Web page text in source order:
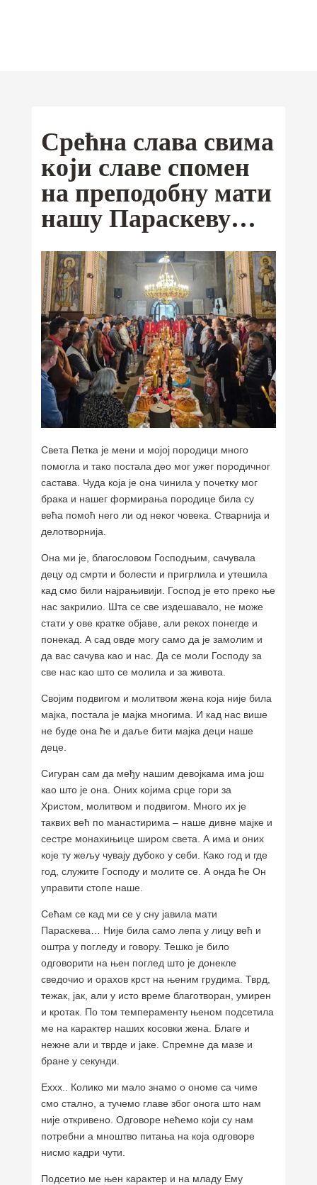
Ваши омиљени текстови од сада и
на Google Play и App Store-у
Срећна слава свима
који славе спомен
на преподобну мати
нашу Параскеву…
Света Петка је мени и мојој породици много
помогла и тако постала део мог ужег породичног
састава. Чуда која је она чинила у почетку мог
брака и нашег формирања породице била су
већа помоћ него ли од неког човека. Стварнија и
делотворнија.
Она ми је, благословом Господњим, сачувала
децу од смрти и болести и пригрлила и утешила
кад смо били најрањивији. Господ је ето преко ње
нас закрилио. Шта се све издешавало, не може
стати у ове кратке објаве, али рекох понегде и
понекад. А сад овде могу само да је замолим и
да вас сачува као и нас. Да се моли Господу за
све нас као што се молила и за живота.
Својим подвигом и молитвом жена која није била
мајка, постала је мајка многима. И кад нас више
не буде она ће и даље бити мајка деци наше
деце.
Сигуран сам да међу нашим девојкама има још
као што је она. Оних којима срце гори за
Христом, молитвом и подвигом. Много их је
таквих већ по манастирима – наше дивне мајке и
сестре монахињице широм света. А има и оних
које ту жељу чувају дубоко у себи. Како год и где
год, служите Господу и молите се. А онда ће Он
управити стопе наше.
Сећам се кад ми се у сну јавила мати
Параскева… Није била само лепа у лицу већ и
оштра у погледу и говору. Тешко је било
одговорити на њен поглед што је донекле
сведочио и орахов крст на њеним грудима. Тврд,
тежак, јак, али у исто време благотворан, умирен
и кротак. По том темпераменту њеном подсетила
ме на карактер наших косовки жена. Благе и
нежне али и тврде и јаке. Спремне да мазе и
бране у секунди.
Еххх.. Колико ми мало знамо о ономе са чиме
смо стално, а тучемо главе због онога што нам
није откривено. Одговоре нећемо који су нам
потребни а мноштво питања на која одговоре
нисмо кадри чути.
Подсетио ме њен карактер и на младу Ему